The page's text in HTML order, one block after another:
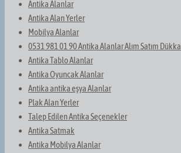
Antika Alanlar
Antika Alan Yerler
Mobilya Alanlar
0531 981 01 90 Antika Alanlar Alım Satım
Antika Tablo Alanlar
Antika Oyuncak Alanlar
Antika antika eşya Alanlar
Plak Alan Yerler
Talep Edilen Antika Seçenekler
Antika Satmak
Antika Mobilya Alanlar